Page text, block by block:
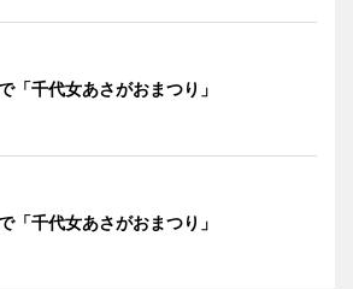
「千代女あさがおまつり」
「千代女あさがおまつり」